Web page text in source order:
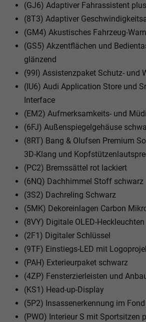
(GJ6) Adaptiver Fahrassistent plus
(8T3) Adaptiver
(GM4) Akustisches Fahrzeug-
(GS5) Akzentflächen und
glänzend
(99I) Assistenzpaket Schutz- und
(IU6) Audi Application Store und
Interface
(EM2) Aufmerksamkeits- und
(6FJ) Außenspiegelgehäuse
(8RT) Bang & Olufsen Premium
3D-Klang und
(PC2) Bremssättel rot lackiert
(6NQ) Dachhimmel Stoff schwarz
(3S2) Dachreling Schwarz
(5MK) Dekoreinlagen Carbon
(8VY) Digitale OLED-Heckleuchten
(2F1) Digitaler Schlüssel
(9TF) Einstiegs-LED mit
(PAH) Exterieurpaket schwarz
(4ZP) Fensterzierleisten und
(KS1) Head-up-Display
(5P2) Insassenerkennung im Fond
(PWO) Interieur S mit Sportsitzen